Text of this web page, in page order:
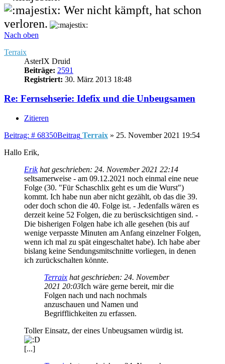
Wer nicht kämpft, hat schon
verloren.
Nach oben
Terraix
AsterIX Druid
Beiträge: 2591
Registriert: 30. März 2013 18:48
Re: Fernsehserie: Idefix und die Unbeugsamen
Zitieren
Beitrag: # 68350Beitrag Terraix » 25. November 2021 19:54
Hallo Erik,
Erikhat geschrieben: 24. November 2021 22:14
seltsamerweise - am 09.12.2021 noch einmal eine neue
Folge (30. "Für Schaschlix geht es um die Wurst")
kommt. Ich habe nun aber nicht gezählt, ob das die 39.
oder doch schon die 40. Folge ist. - Jedenfalls wären es
derzeit keine 52 Folgen, die zu berüscksichtigen sind. -
Die bisherigen Folgen habe ich alle gesehen (bis auf
wenige verpasste Minuten am Anfang einzelner Folgen,
wenn ich mal zu spät eingeschaltet habe). Ich habe aber
bislang keine Sendungsmitschnitte vorliegen, in denen
ich zurückschalten könnte.
Terraix hat geschrieben: 24. November
2021 20:03Ich wäre gerne bereit, mir die
Folgen nach und nach nochmals
anzuschauen und Namen und
Begrifflichkeiten zu erfassen.
Toller Einsatz, der eines Unbeugsamen würdig ist.
[...]